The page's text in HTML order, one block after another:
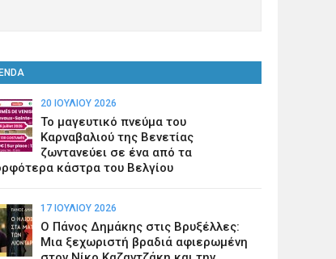
20 ΙΟΥΛΊΟΥ 2026
Το μαγευτικό πνεύμα του
Καρναβαλιού της Βενετίας
ζωντανεύει σε ένα από τα
κάστρα του Βελγίου
17 ΙΟΥΛΊΟΥ 2026
Ο Πάνος Δημάκης στις Βρυξέλλες:
Μια ξεχωριστή βραδιά αφιερωμένη